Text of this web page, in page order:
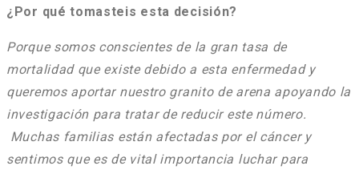
¿Por qué tomasteis esta decisión?
Porque somos conscientes de la gran tasa de
mortalidad que existe debido a esta enfermedad y
queremos aportar nuestro granito de arena apoyando la
investigación para tratar de reducir este número.
Muchas familias están afectadas por el cáncer y
sentimos que es de vital importancia luchar para